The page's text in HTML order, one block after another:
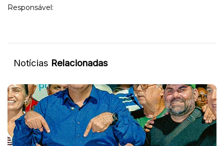
Responsável:
Notícias Relacionadas